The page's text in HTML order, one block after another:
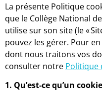
La présente Politique
que le Collège National
utilise sur son site (le «
pouvez les gérer. Pour
dont nous traitons vos
consulter notre Politique
1. Qu’est-ce qu’un